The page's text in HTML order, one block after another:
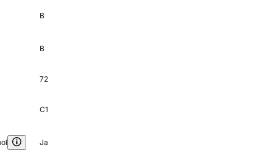
B
B
72
C1
Ja